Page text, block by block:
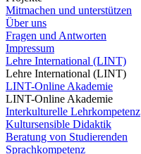
Mitmachen und unterstützen
Über uns
Fragen und Antworten
Impressum
Lehre International (LINT)
Lehre International (LINT)
LINT-Online Akademie
LINT-Online Akademie
Interkulturelle Lehrkompetenz
Kultursensible Didaktik
Beratung von Studierenden
Sprachkompetenz